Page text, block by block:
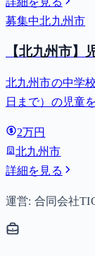
募集中北九州市
【北九州市】
北九州市の中学
日まで）の児童
（第3子以降は
2万円
北九州市
詳細を見る
運営: 合同会社